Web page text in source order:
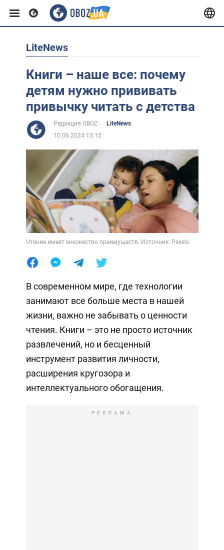
Европа
США
Африка
Жизнь
Лайфхаки
LiteNews
Книги – наше все: почему
детям нужно прививать
привычку читать с детства
Редакция OBOZ
LiteNews
10.06.2024 13:15
Чтение имеет множество преимуществ. Источник: Pexels
В современном мире, где технологии
занимают все больше места в нашей
жизни, важно не забывать о ценности
чтения. Книги – это не просто источник
развлечений, но и бесценный
инструмент развития личности,
расширения кругозора и
интеллектуального обогащения.
РЕКЛАМА